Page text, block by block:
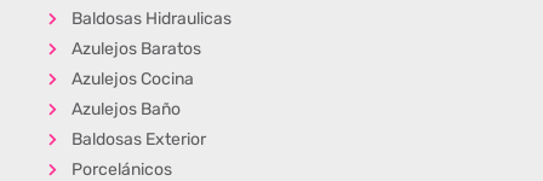
Baldosas Hidraulicas
Azulejos Baratos
Azulejos Cocina
Azulejos Baño
Baldosas Exterior
Porcelánicos